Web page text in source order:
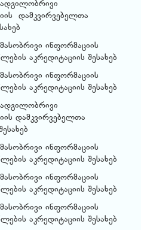
დამკვირვებელთა
ინფორმაციის
აკრედიტაციის შესახებ
ინფორმაციის
აკრედიტაციის შესახებ
დამკვირვებელთა
ინფორმაციის
აკრედიტაციის შესახებ
ინფორმაციის
აკრედიტაციის შესახებ
ინფორმაციის
აკრედიტაციის შესახებ